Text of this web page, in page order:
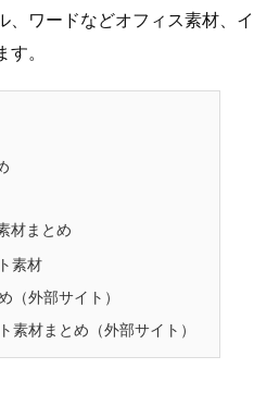
、ワードなどオフィス素材、イ
。
材まとめ
素材
（外部サイト）
素材まとめ（外部サイト）